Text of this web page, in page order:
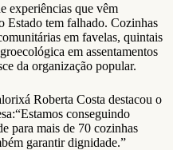
experiências que vêm
Estado tem falhado. Cozinhas
em favelas, quintais
em assentamentos
da organização popular.
Roberta Costa destacou o
conseguindo
para mais de 70 cozinhas
garantir dignidade.”